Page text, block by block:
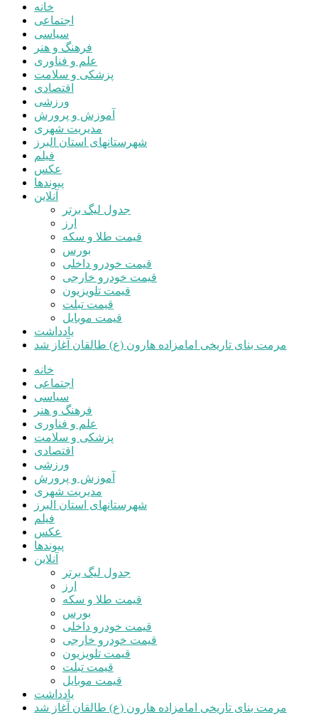
خانه
اجتماعی
سیاسی
فرهنگ و هنر
علم و فناوری
پزشکی و سلامت
اقتصادی
ورزشی
آموزش و پرورش
مدیریت شهری
شهرستانهای استان البرز
فیلم
عکس
پیوندها
آنلاین
جدول لیگ برتر
ارز
قیمت طلا و سکه
بورس
قیمت خودرو داخلی
قیمت خودرو خارجی
قیمت تلویزیون
قیمت تبلت
قیمت موبایل
یادداشت
مرمت بنای تاریخی امامزاده هارون (ع) طالقان آغاز شد
خانه
اجتماعی
سیاسی
فرهنگ و هنر
علم و فناوری
پزشکی و سلامت
اقتصادی
ورزشی
آموزش و پرورش
مدیریت شهری
شهرستانهای استان البرز
فیلم
عکس
پیوندها
آنلاین
جدول لیگ برتر
ارز
قیمت طلا و سکه
بورس
قیمت خودرو داخلی
قیمت خودرو خارجی
قیمت تلویزیون
قیمت تبلت
قیمت موبایل
یادداشت
مرمت بنای تاریخی امامزاده هارون (ع) طالقان آغاز شد